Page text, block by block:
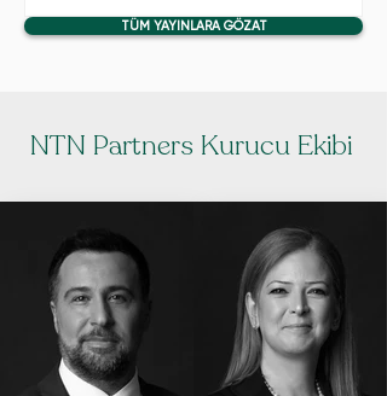
TÜM YAYINLARA GÖZAT
NTN Partners Kurucu Ekibi